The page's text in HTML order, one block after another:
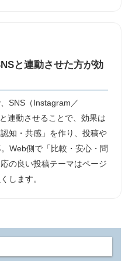
と連動させた方が効
SNS（Instagram／
連動させることで、効果は
知・共感」を作り、投稿や
Web側で「比較・安心・問
の良い投稿テーマはページ
します。